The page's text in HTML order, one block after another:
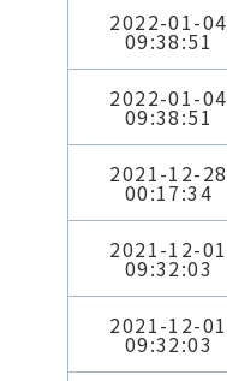
2022-01-04
09:38:51
2022-01-04
09:38:51
2021-12-28
00:17:34
2021-12-01
09:32:03
2021-12-01
09:32:03